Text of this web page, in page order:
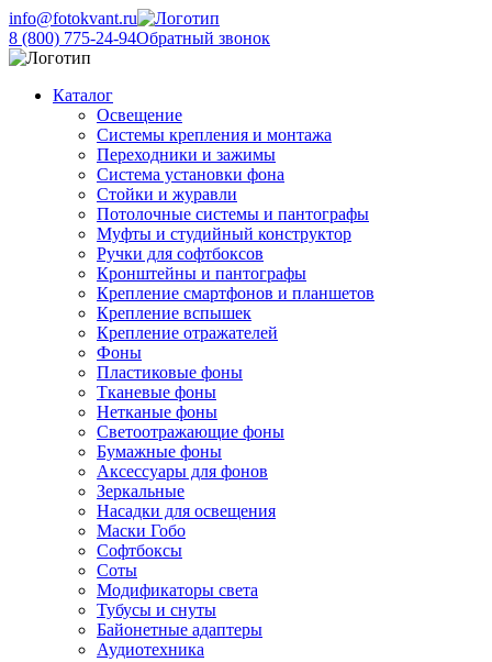
info@fotokvant.ru
8 (800) 775-24-94Обратный звонок
Каталог
Освещение
Системы крепления и монтажа
Переходники и зажимы
Система установки фона
Стойки и журавли
Потолочные системы и пантографы
Муфты и студийный конструктор
Ручки для софтбоксов
Кронштейны и пантографы
Крепление смартфонов и планшетов
Крепление вспышек
Крепление отражателей
Фоны
Пластиковые фоны
Тканевые фоны
Нетканые фоны
Светоотражающие фоны
Бумажные фоны
Аксессуары для фонов
Зеркальные
Насадки для освещения
Маски Гобо
Софтбоксы
Соты
Модификаторы света
Тубусы и снуты
Байонетные адаптеры
Аудиотехника